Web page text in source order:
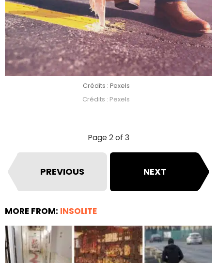
Crédits : Pexels
Crédits : Pexels
Page 2 of 3
PREVIOUS NEXT
MORE FROM: INSOLITE